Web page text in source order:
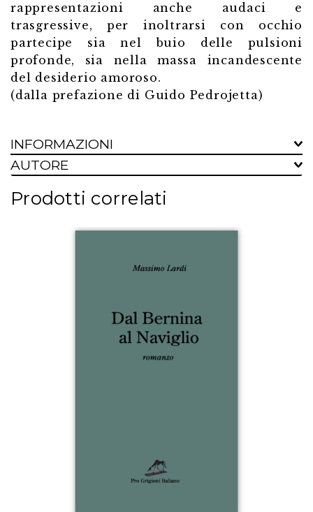
rappresentazioni anche audaci e
trasgressive, per inoltrarsi con occhio
partecipe sia nel buio delle pulsioni
profonde, sia nella massa incandescente
del desiderio amoroso.
(dalla prefazione di Guido Pedrojetta)
INFORMAZIONI
AUTORE
Prodotti correlati